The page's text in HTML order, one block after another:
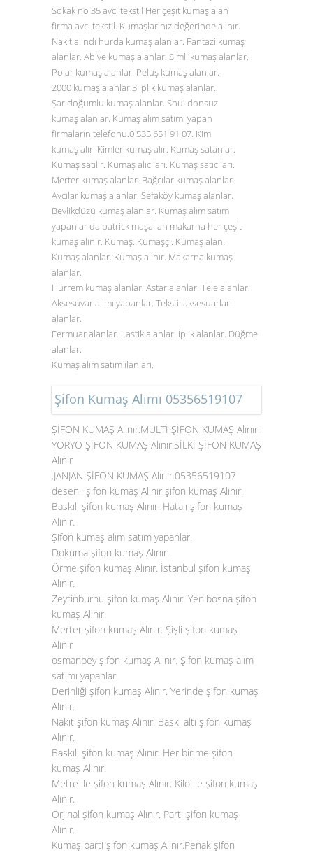
Sokak no 35 avcı tekstil Her çeşit kumaş alan
firma avcı tekstil. Kumaşlarınız değerinde alınır.
Nakit alındı hurda kumaş alanlar. Fantazi kumaş
alanlar. Abiye kumaş alanlar. Simli kumaş alanlar.
Polar kumaş alanlar. Peluş kumaş alanlar.
2000 kumaş alanlar.3 iplik kumaş alanlar.
Şar doğumlu kumaş alanlar. Shui donsuz
kumaş alanlar. Kumaş alım satımı yapan
firmaların telefonu.0 535 651 91 07. Kim
kumaş alır. Kimler kumaş alır. Kumaş satanlar.
Kumaş satılır. Kumaş alıcıları. Kumaş satıcıları.
Merter kumaş alanlar. Bağcılar kumaş alanlar.
Avcılar kumaş alanlar. Sefaköy kumaş alanlar.
Beylikdüzü kumaş alanlar. Kumaş alım satım
yapanlar da patrick maşallah makarna her çeşit
kumaş alınır. Kumaş. Kumaşçı. Kumaş alan.
Kumaş alanlar. Kumaş alınır. Makarna kumaş
alanlar.
Hürrem kumaş alanlar. Astar alanlar. Tele alanlar.
Aksesuvar alımı yapanlar. Tekstil aksesuarları
alanlar.
Fermuar alanlar. Lastik alanlar. İplik alanlar. Düğme
alanlar.
Kumaş alım satım ilanları.
Şifon Kumaş Alımı 05356519107
ŞİFON KUMAŞ Alınır.MULTİ ŞİFON KUMAŞ Alınır.
YORYO ŞİFON KUMAŞ Alınır.SİLKİ ŞİFON KUMAŞ
Alınır
.JANJAN ŞİFON KUMAŞ Alınır.05356519107
desenli şifon kumaş Alınır şifon kumaş Alınır.
Baskılı şifon kumaş Alınır. Hatalı şifon kumaş
Alınır.
Şifon kumaş alım satım yapanlar.
Dokuma şifon kumaş Alınır.
Örme şifon kumaş Alınır. İstanbul şifon kumaş
Alınır.
Zeytinburnu şifon kumaş Alınır. Yenibosna şifon
kumaş Alınır.
Merter şifon kumaş Alınır. Şişli şifon kumaş
Alınır
osmanbey şifon kumaş Alınır. Şifon kumaş alım
satımı yapanlar.
Derinliği şifon kumaş Alınır. Yerinde şifon kumaş
Alınır.
Nakit şifon kumaş Alınır. Baskı altı şifon kumaş
Alınır.
Baskılı şifon kumaş Alınır. Her birime şifon
kumaş Alınır.
Metre ile şifon kumaş Alınır. Kilo ile şifon kumaş
Alınır.
Orjinal şifon kumaş Alınır. Parti şifon kumaş
Alınır.
Kumaş parti şifon kumaş Alınır.Penak şifon